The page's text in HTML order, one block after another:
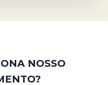
NOSSO